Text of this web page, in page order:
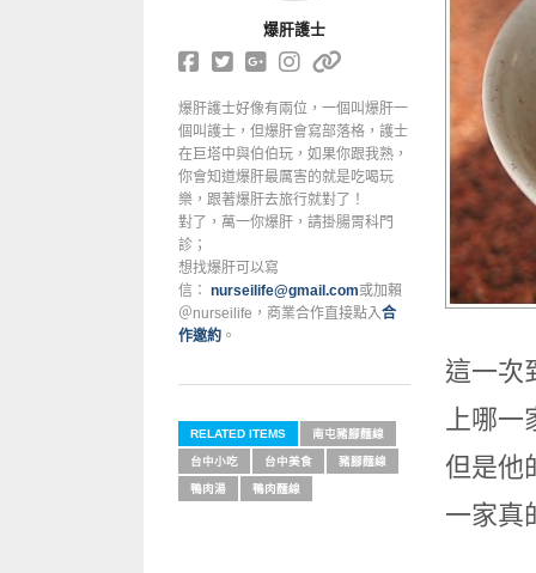
這一次
上哪
但是他
一家真
爆肝護士
爆肝護士好像有兩位，一個叫爆肝一
個叫護士，但爆肝會寫部落格，護士
在巨塔中與伯伯玩，如果你跟我熟，
你會知道爆肝最厲害的就是吃喝玩
樂，跟著爆肝去旅行就對了！
對了，萬一你爆肝，請掛腸胃科門
診；
想找爆肝可以寫
信：nurseilife@gmail.com或加賴
＠nurseilife，商業合作直接點入合
作邀約 。
RELATED ITEMS 南屯豬腳麵線
台中小吃 台中美食 豬腳麵線
鴨肉湯 鴨肉麵線